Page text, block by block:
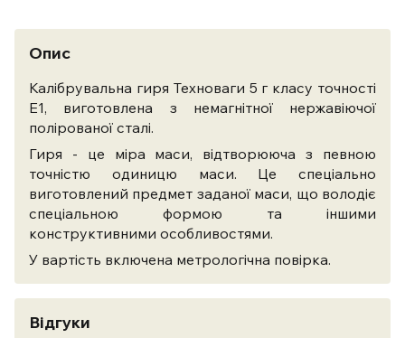
Опис
Калібрувальна гиря Техноваги 5 г класу точності
Е1, виготовлена з немагнітної нержавіючої
полірованої сталі.
Гиря - це міра маси, відтворююча з певною
точністю одиницю маси. Це спеціально
виготовлений предмет заданої маси, що володіє
спеціальною формою та іншими
конструктивними особливостями.
У вартість включена метрологічна повірка.
Відгуки